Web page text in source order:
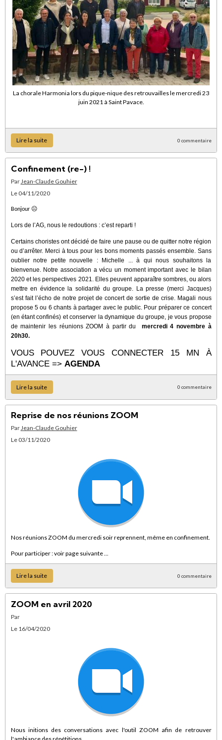
La chorale Harmonia lors du pique-nique des retrouvailles le mercredi 23
juin 2021 à Saint Pavace.
Lire la suite 0 commentaire
Confinement (re-) !
Par Jean-Claude Gouhier
Le 04/11/2020
Bonjour ☹
Lors de l’AG, nous le redoutions : c’est reparti !
Certains choristes ont décidé de faire une pause ou de quitter notre région
ou d’arrêter. Merci à tous pour les bons moments passés ensemble. Sans
oublier notre petite nouvelle : Michelle ... à qui nous souhaitons la
bienvenue. Notre association a vécu un moment important avec le bilan
2020 et les perspectives 2021. Elles peuvent apparaître sombres, ou alors
mettre en évidence la solidarité du groupe. La presse (merci Jacques)
s’est fait l’écho de notre projet de concert de sortie de crise. Magali nous
propose 5 ou 6 chants à partager avec le public. Pour préparer ce concert
(en étant confinés) et conserver la dynamique du groupe, je vous propose
de maintenir les réunions ZOOM à partir du mercredi 4 novembre à
20h30.
VOUS POUVEZ VOUS CONNECTER 15 MN À
L'AVANCE => AGENDA
Lire la suite 0 commentaire
Reprise de nos réunions ZOOM
ParJean-Claude Gouhier
Le 03/11/2020
Nos réunions ZOOM du mercredi soir reprennent, même en confinement.
Pour participer : voir page suivante ...
Lire la suite 0 commentaire
ZOOM en avril 2020
Par
Le 16/04/2020
Nous initions des conversations avec l'outil ZOOM afin de retrouver
l'ambiance des répétitions.